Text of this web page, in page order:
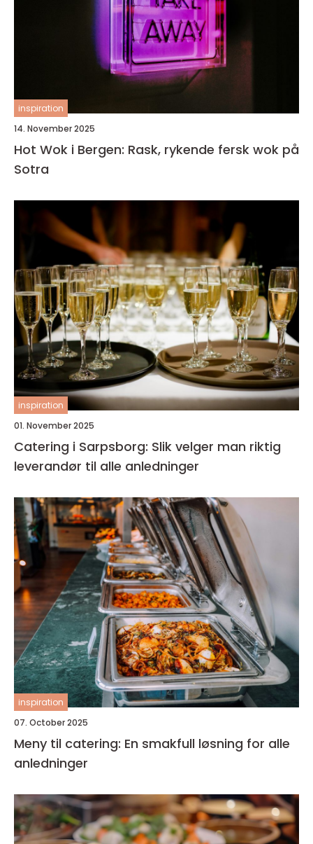
inspiration
14. November 2025
Hot Wok i Bergen: Rask, rykende fersk wok på
Sotra
inspiration
01. November 2025
Catering i Sarpsborg: Slik velger man riktig
leverandør til alle anledninger
inspiration
07. October 2025
Meny til catering: En smakfull løsning for alle
anledninger